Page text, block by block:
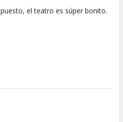
el teatro es súper bonito.